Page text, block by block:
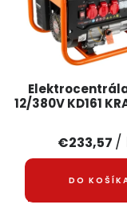
12/380V KD161
€233,57 /
DO